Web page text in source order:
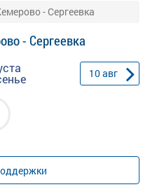
- Сергеевка
- Сергеевка
10авг